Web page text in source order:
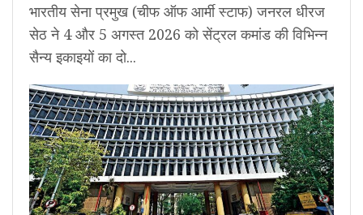
भारतीय सेना प्रमुख (चीफ ऑफ आर्मी स्टाफ) जनरल धीरज
सेठ ने 4 और 5 अगस्त 2026 को सेंट्रल कमांड की विभिन्न
सैन्य इकाइयों का दो...